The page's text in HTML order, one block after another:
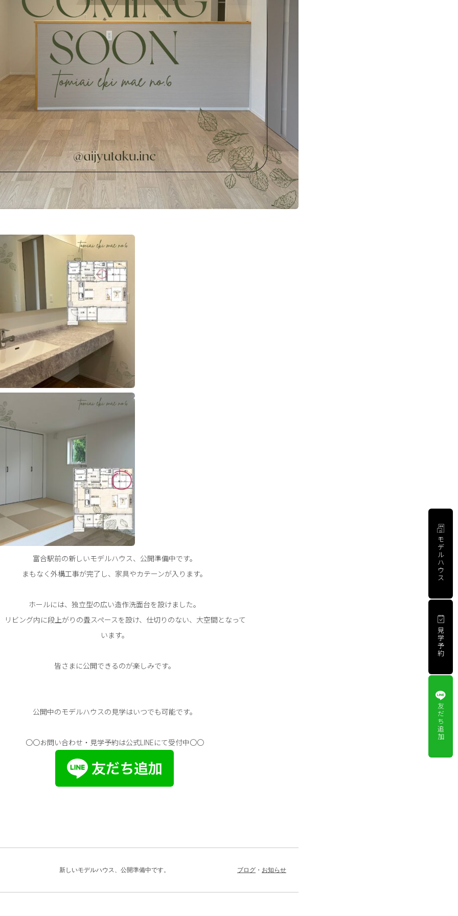
富合駅前の新しいモデルハウス、公開準備中です。
まもなく外構工事が完了し、家具やカテーンが入ります。
ホールには、独立型の広い造作洗面台を設けました。
リビング内に段上がりの畳スペースを設け、仕切りのない、大空間となって
います。
皆さまに公開できるのが楽しみです。
公開中のモデルハウスの見学はいつでも可能です。
〇〇お問い合わせ・見学予約は公式LINEにて受付中〇〇
新しいモデルハウス、公開準備中です。 ブログ お知らせ
モ
デ
ル
ハ
ウ
ス
見
学
予
約
友
だ
ち
追
加